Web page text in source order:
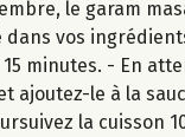
le garam
vos
minutes. - En
ajoutez-le à la
la cuisson